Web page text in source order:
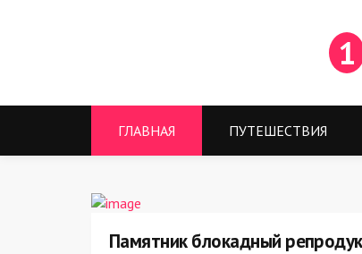
1
ГЛАВНАЯ ПУТЕШЕСТВИЯ
Памятник блокадный